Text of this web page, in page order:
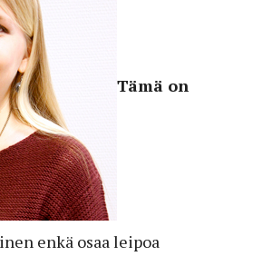
Tämä on
enkä osaa leipoa